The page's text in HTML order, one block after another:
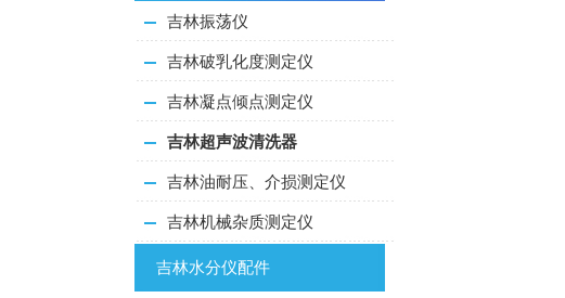
吉林振荡仪
吉林破乳化度测定仪
吉林凝点倾点测定仪
吉林超声波清洗器
吉林油耐压、介损测定仪
吉林机械杂质测定仪
吉林水分仪配件